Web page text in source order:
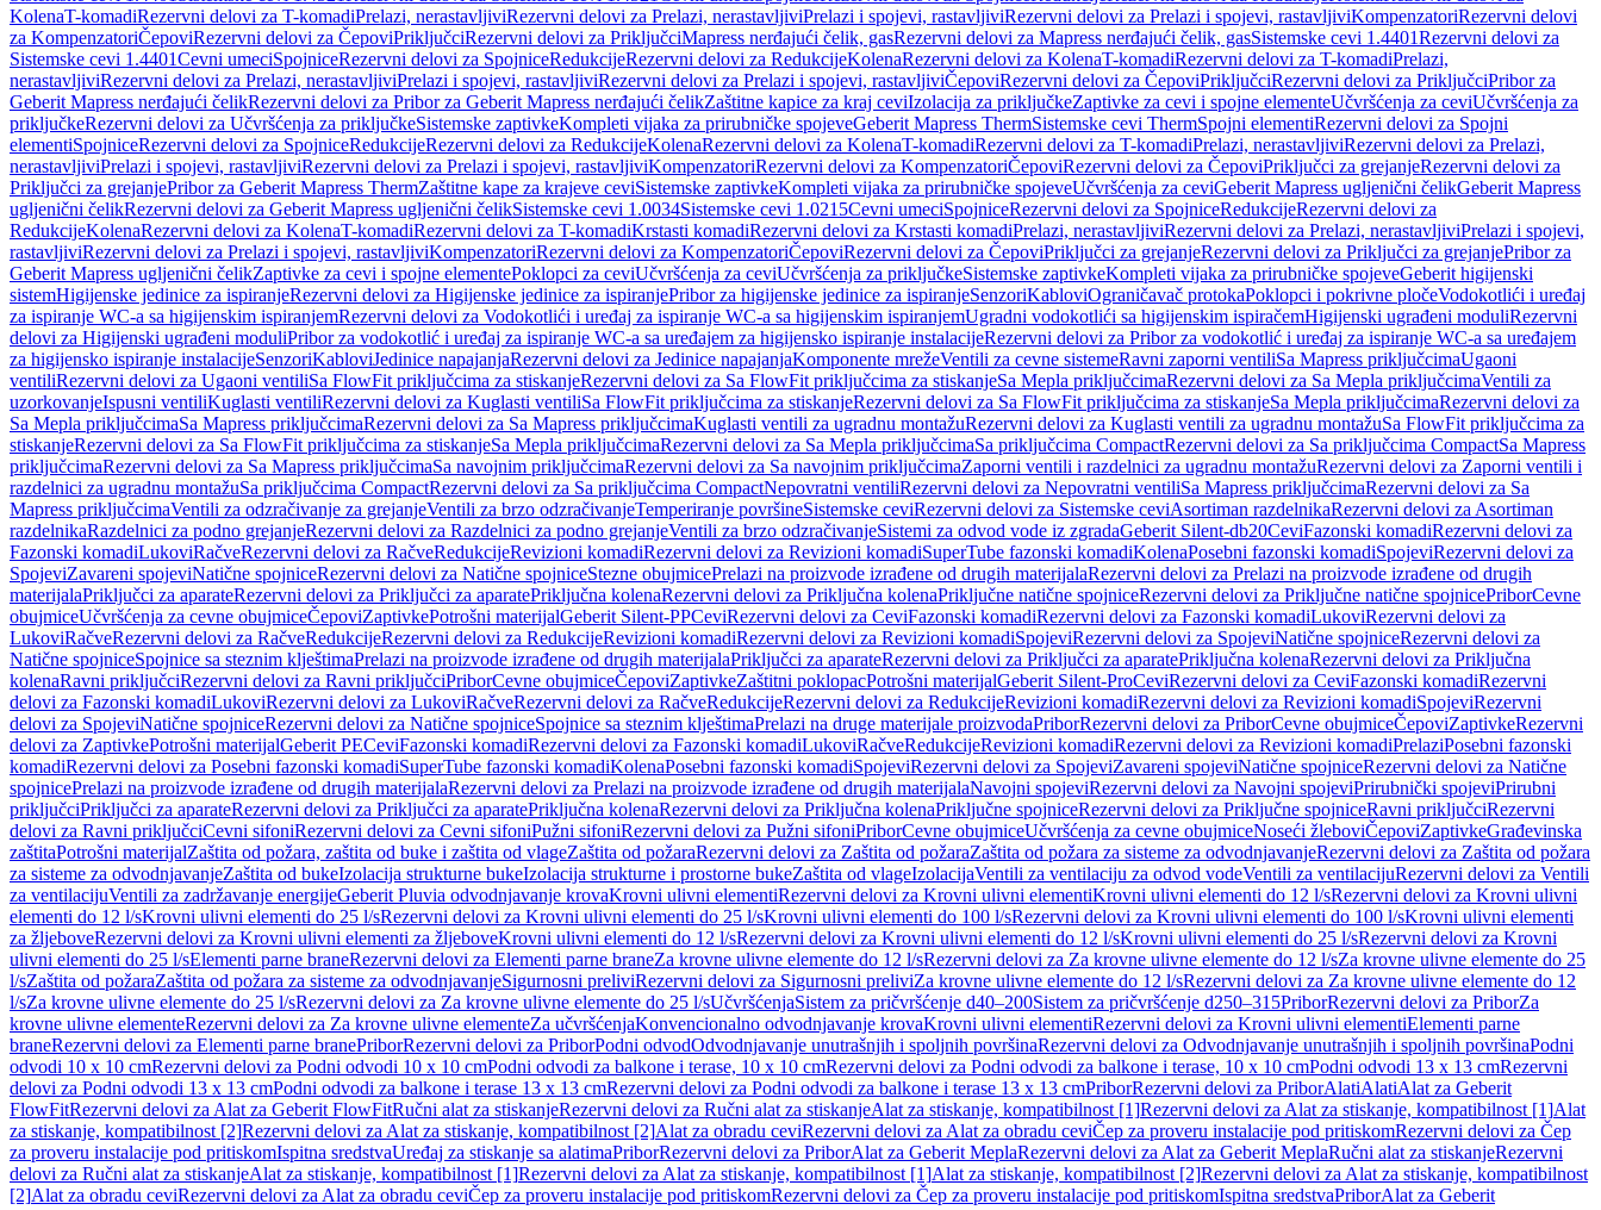
KolenaT-komadiRezervni delovi za T-komadiPrelazi, nerastavljiviRezervni delovi za Prelazi, nerastavljiviPrelazi i spojevi, rastavljiviRezervni delovi za Prelazi i spojevi, rastavljiviKompenzatoriRezervni delovi
za KompenzatoriČepoviRezervni delovi za ČepoviPriključciRezervni delovi za PriključciMapress nerđajući čelik, gasRezervni delovi za Mapress nerđajući čelik, gasSistemske cevi 1.4401Rezervni delovi za
Sistemske cevi 1.4401Cevni umeciSpojniceRezervni delovi za SpojniceRedukcijeRezervni delovi za RedukcijeKolenaRezervni delovi za KolenaT-komadiRezervni delovi za T-komadiPrelazi,
nerastavljiviRezervni delovi za Prelazi, nerastavljiviPrelazi i spojevi, rastavljiviRezervni delovi za Prelazi i spojevi, rastavljiviČepoviRezervni delovi za ČepoviPriključciRezervni delovi za PriključciPribor za
Geberit Mapress nerđajući čelikRezervni delovi za Pribor za Geberit Mapress nerđajući čelikZaštitne kapice za kraj ceviIzolacija za priključkeZaptivke za cevi i spojne elementeUčvršćenja za ceviUčvršćenja za
priključkeRezervni delovi za Učvršćenja za priključkeSistemske zaptivkeKompleti vijaka za prirubničke spojeveGeberit Mapress ThermSistemske cevi ThermSpojni elementiRezervni delovi za Spojni
elementiSpojniceRezervni delovi za SpojniceRedukcijeRezervni delovi za RedukcijeKolenaRezervni delovi za KolenaT-komadiRezervni delovi za T-komadiPrelazi, nerastavljiviRezervni delovi za Prelazi,
nerastavljiviPrelazi i spojevi, rastavljiviRezervni delovi za Prelazi i spojevi, rastavljiviKompenzatoriRezervni delovi za KompenzatoriČepoviRezervni delovi za ČepoviPriključci za grejanjeRezervni delovi za
Priključci za grejanjePribor za Geberit Mapress ThermZaštitne kape za krajeve ceviSistemske zaptivkeKompleti vijaka za prirubničke spojeveUčvršćenja za ceviGeberit Mapress ugljenični čelikGeberit Mapress
ugljenični čelikRezervni delovi za Geberit Mapress ugljenični čelikSistemske cevi 1.0034Sistemske cevi 1.0215Cevni umeciSpojniceRezervni delovi za SpojniceRedukcijeRezervni delovi za
RedukcijeKolenaRezervni delovi za KolenaT-komadiRezervni delovi za T-komadiKrstasti komadiRezervni delovi za Krstasti komadiPrelazi, nerastavljiviRezervni delovi za Prelazi, nerastavljiviPrelazi i spojevi,
rastavljiviRezervni delovi za Prelazi i spojevi, rastavljiviKompenzatoriRezervni delovi za KompenzatoriČepoviRezervni delovi za ČepoviPriključci za grejanjeRezervni delovi za Priključci za grejanjePribor za
Geberit Mapress ugljenični čelikZaptivke za cevi i spojne elementePoklopci za ceviUčvršćenja za ceviUčvršćenja za priključkeSistemske zaptivkeKompleti vijaka za prirubničke spojeveGeberit higijenski
sistemHigijenske jedinice za ispiranjeRezervni delovi za Higijenske jedinice za ispiranjePribor za higijenske jedinice za ispiranjeSenzoriKabloviOgraničavač protokaPoklopci i pokrivne pločeVodokotlići i uređaj
za ispiranje WC-a sa higijenskim ispiranjemRezervni delovi za Vodokotlići i uređaj za ispiranje WC-a sa higijenskim ispiranjemUgradni vodokotlići sa higijenskim ispiračemHigijenski ugrađeni moduliRezervni
delovi za Higijenski ugrađeni moduliPribor za vodokotlić i uređaj za ispiranje WC-a sa uređajem za higijensko ispiranje instalacijeRezervni delovi za Pribor za vodokotlić i uređaj za ispiranje WC-a sa uređajem
za higijensko ispiranje instalacijeSenzoriKabloviJedinice napajanjaRezervni delovi za Jedinice napajanjaKomponente mrežeVentili za cevne sistemeRavni zaporni ventiliSa Mapress priključcimaUgaoni
ventiliRezervni delovi za Ugaoni ventiliSa FlowFit priključcima za stiskanjeRezervni delovi za Sa FlowFit priključcima za stiskanjeSa Mepla priključcimaRezervni delovi za Sa Mepla priključcimaVentili za
uzorkovanjeIspusni ventiliKuglasti ventiliRezervni delovi za Kuglasti ventiliSa FlowFit priključcima za stiskanjeRezervni delovi za Sa FlowFit priključcima za stiskanjeSa Mepla priključcimaRezervni delovi za
Sa Mepla priključcimaSa Mapress priključcimaRezervni delovi za Sa Mapress priključcimaKuglasti ventili za ugradnu montažuRezervni delovi za Kuglasti ventili za ugradnu montažuSa FlowFit priključcima za
stiskanjeRezervni delovi za Sa FlowFit priključcima za stiskanjeSa Mepla priključcimaRezervni delovi za Sa Mepla priključcimaSa priključcima CompactRezervni delovi za Sa priključcima CompactSa Mapress
priključcimaRezervni delovi za Sa Mapress priključcimaSa navojnim priključcimaRezervni delovi za Sa navojnim priključcimaZaporni ventili i razdelnici za ugradnu montažuRezervni delovi za Zaporni ventili i
razdelnici za ugradnu montažuSa priključcima CompactRezervni delovi za Sa priključcima CompactNepovratni ventiliRezervni delovi za Nepovratni ventiliSa Mapress priključcimaRezervni delovi za Sa
Mapress priključcimaVentili za odzračivanje za grejanjeVentili za brzo odzračivanjeTemperiranje površineSistemske ceviRezervni delovi za Sistemske ceviAsortiman razdelnikaRezervni delovi za Asortiman
razdelnikaRazdelnici za podno grejanjeRezervni delovi za Razdelnici za podno grejanjeVentili za brzo odzračivanjeSistemi za odvod vode iz zgradaGeberit Silent-db20CeviFazonski komadiRezervni delovi za
Fazonski komadiLukoviRačveRezervni delovi za RačveRedukcijeRevizioni komadiRezervni delovi za Revizioni komadiSuperTube fazonski komadiKolenaPosebni fazonski komadiSpojeviRezervni delovi za
SpojeviZavareni spojeviNatične spojniceRezervni delovi za Natične spojniceStezne obujmicePrelazi na proizvode izrađene od drugih materijalaRezervni delovi za Prelazi na proizvode izrađene od drugih
materijalaPriključci za aparateRezervni delovi za Priključci za aparatePriključna kolenaRezervni delovi za Priključna kolenaPriključne natične spojniceRezervni delovi za Priključne natične spojnicePriborCevne
obujmiceUčvršćenja za cevne obujmiceČepoviZaptivkePotrošni materijalGeberit Silent-PPCeviRezervni delovi za CeviFazonski komadiRezervni delovi za Fazonski komadiLukoviRezervni delovi za
LukoviRačveRezervni delovi za RačveRedukcijeRezervni delovi za RedukcijeRevizioni komadiRezervni delovi za Revizioni komadiSpojeviRezervni delovi za SpojeviNatične spojniceRezervni delovi za
Natične spojniceSpojnice sa steznim klještimaPrelazi na proizvode izrađene od drugih materijalaPriključci za aparateRezervni delovi za Priključci za aparatePriključna kolenaRezervni delovi za Priključna
kolenaRavni priključciRezervni delovi za Ravni priključciPriborCevne obujmiceČepoviZaptivkeZaštitni poklopacPotrošni materijalGeberit Silent-ProCeviRezervni delovi za CeviFazonski komadiRezervni
delovi za Fazonski komadiLukoviRezervni delovi za LukoviRačveRezervni delovi za RačveRedukcijeRezervni delovi za RedukcijeRevizioni komadiRezervni delovi za Revizioni komadiSpojeviRezervni
delovi za SpojeviNatične spojniceRezervni delovi za Natične spojniceSpojnice sa steznim klještimaPrelazi na druge materijale proizvodaPriborRezervni delovi za PriborCevne obujmiceČepoviZaptivkeRezervni
delovi za ZaptivkePotrošni materijalGeberit PECeviFazonski komadiRezervni delovi za Fazonski komadiLukoviRačveRedukcijeRevizioni komadiRezervni delovi za Revizioni komadiPrelaziPosebni fazonski
komadiRezervni delovi za Posebni fazonski komadiSuperTube fazonski komadiKolenaPosebni fazonski komadiSpojeviRezervni delovi za SpojeviZavareni spojeviNatične spojniceRezervni delovi za Natične
spojnicePrelazi na proizvode izrađene od drugih materijalaRezervni delovi za Prelazi na proizvode izrađene od drugih materijalaNavojni spojeviRezervni delovi za Navojni spojeviPrirubnički spojeviPrirubni
priključciPriključci za aparateRezervni delovi za Priključci za aparatePriključna kolenaRezervni delovi za Priključna kolenaPriključne spojniceRezervni delovi za Priključne spojniceRavni priključciRezervni
delovi za Ravni priključciCevni sifoniRezervni delovi za Cevni sifoniPužni sifoniRezervni delovi za Pužni sifoniPriborCevne obujmiceUčvršćenja za cevne obujmiceNoseći žleboviČepoviZaptivkeGrađevinska
zaštitaPotrošni materijalZaštita od požara, zaštita od buke i zaštita od vlageZaštita od požaraRezervni delovi za Zaštita od požaraZaštita od požara za sisteme za odvodnjavanjeRezervni delovi za Zaštita od požara
za sisteme za odvodnjavanjeZaštita od bukeIzolacija strukturne bukeIzolacija strukturne i prostorne bukeZaštita od vlageIzolacijaVentili za ventilaciju za odvod vodeVentili za ventilacijuRezervni delovi za Ventili
za ventilacijuVentili za zadržavanje energijeGeberit Pluvia odvodnjavanje krovaKrovni ulivni elementiRezervni delovi za Krovni ulivni elementiKrovni ulivni elementi do 12 l/sRezervni delovi za Krovni ulivni
elementi do 12 l/sKrovni ulivni elementi do 25 l/sRezervni delovi za Krovni ulivni elementi do 25 l/sKrovni ulivni elementi do 100 l/sRezervni delovi za Krovni ulivni elementi do 100 l/sKrovni ulivni elementi
za žljeboveRezervni delovi za Krovni ulivni elementi za žljeboveKrovni ulivni elementi do 12 l/sRezervni delovi za Krovni ulivni elementi do 12 l/sKrovni ulivni elementi do 25 l/sRezervni delovi za Krovni
ulivni elementi do 25 l/sElementi parne braneRezervni delovi za Elementi parne braneZa krovne ulivne elemente do 12 l/sRezervni delovi za Za krovne ulivne elemente do 12 l/sZa krovne ulivne elemente do 25
l/sZaštita od požaraZaštita od požara za sisteme za odvodnjavanjeSigurnosni preliviRezervni delovi za Sigurnosni preliviZa krovne ulivne elemente do 12 l/sRezervni delovi za Za krovne ulivne elemente do 12
l/sZa krovne ulivne elemente do 25 l/sRezervni delovi za Za krovne ulivne elemente do 25 l/sUčvršćenjaSistem za pričvršćenje d40–200Sistem za pričvršćenje d250–315PriborRezervni delovi za PriborZa
krovne ulivne elementeRezervni delovi za Za krovne ulivne elementeZa učvršćenjaKonvencionalno odvodnjavanje krovaKrovni ulivni elementiRezervni delovi za Krovni ulivni elementiElementi parne
braneRezervni delovi za Elementi parne branePriborRezervni delovi za PriborPodni odvodOdvodnjavanje unutrašnjih i spoljnih površinaRezervni delovi za Odvodnjavanje unutrašnjih i spoljnih površinaPodni
odvodi 10 x 10 cmRezervni delovi za Podni odvodi 10 x 10 cmPodni odvodi za balkone i terase, 10 x 10 cmRezervni delovi za Podni odvodi za balkone i terase, 10 x 10 cmPodni odvodi 13 x 13 cmRezervni
delovi za Podni odvodi 13 x 13 cmPodni odvodi za balkone i terase 13 x 13 cmRezervni delovi za Podni odvodi za balkone i terase 13 x 13 cmPriborRezervni delovi za PriborAlatiAlatiAlat za Geberit
FlowFitRezervni delovi za Alat za Geberit FlowFitRučni alat za stiskanjeRezervni delovi za Ručni alat za stiskanjeAlat za stiskanje, kompatibilnost [1]Rezervni delovi za Alat za stiskanje, kompatibilnost [1]Alat
za stiskanje, kompatibilnost [2]Rezervni delovi za Alat za stiskanje, kompatibilnost [2]Alat za obradu ceviRezervni delovi za Alat za obradu ceviČep za proveru instalacije pod pritiskomRezervni delovi za Čep
za proveru instalacije pod pritiskomIspitna sredstvaUređaj za stiskanje sa alatimaPriborRezervni delovi za PriborAlat za Geberit MeplaRezervni delovi za Alat za Geberit MeplaRučni alat za stiskanjeRezervni
delovi za Ručni alat za stiskanjeAlat za stiskanje, kompatibilnost [1]Rezervni delovi za Alat za stiskanje, kompatibilnost [1]Alat za stiskanje, kompatibilnost [2]Rezervni delovi za Alat za stiskanje, kompatibilnost
[2]Alat za obradu ceviRezervni delovi za Alat za obradu ceviČep za proveru instalacije pod pritiskomRezervni delovi za Čep za proveru instalacije pod pritiskomIspitna sredstvaPriborAlat za Geberit